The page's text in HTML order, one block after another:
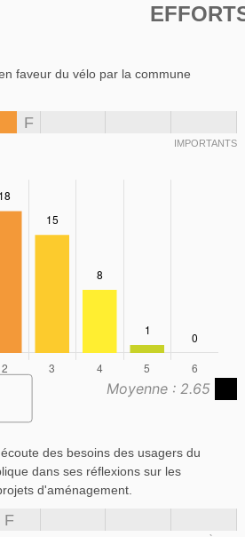
faveur du vélo par la commune
F
IMPORTANTS
Moyenne : 2.65
des besoins des usagers du
dans ses réflexions sur les
d'aménagement.
F